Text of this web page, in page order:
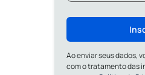
Ao enviar seus dados,
com o tratamento das